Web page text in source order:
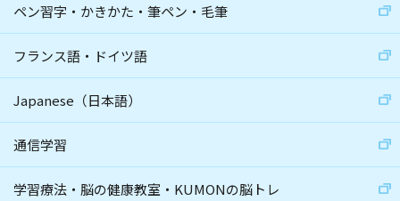
ペン習字・かきかた・筆ペン・毛筆
フランス語・ドイツ語
Japanese（日本語）
通信学習
学習療法・脳の健康教室・KUMONの脳トレ